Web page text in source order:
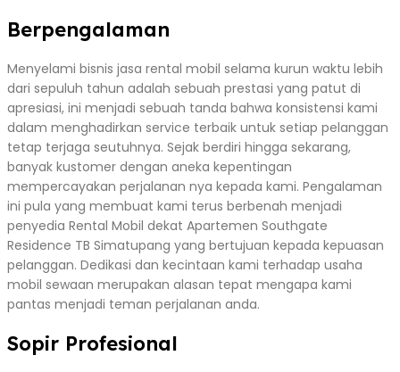
Berpengalaman
Menyelami bisnis jasa rental mobil selama kurun waktu lebih
dari sepuluh tahun adalah sebuah prestasi yang patut di
apresiasi, ini menjadi sebuah tanda bahwa konsistensi kami
dalam menghadirkan service terbaik untuk setiap pelanggan
tetap terjaga seutuhnya. Sejak berdiri hingga sekarang,
banyak kustomer dengan aneka kepentingan
mempercayakan perjalanan nya kepada kami. Pengalaman
ini pula yang membuat kami terus berbenah menjadi
penyedia Rental Mobil dekat Apartemen Southgate
Residence TB Simatupang yang bertujuan kepada kepuasan
pelanggan. Dedikasi dan kecintaan kami terhadap usaha
mobil sewaan merupakan alasan tepat mengapa kami
pantas menjadi teman perjalanan anda.
Sopir Profesional